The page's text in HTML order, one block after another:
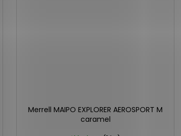
Merrell MAIPO EXPLORER AEROSPORT M
caramel